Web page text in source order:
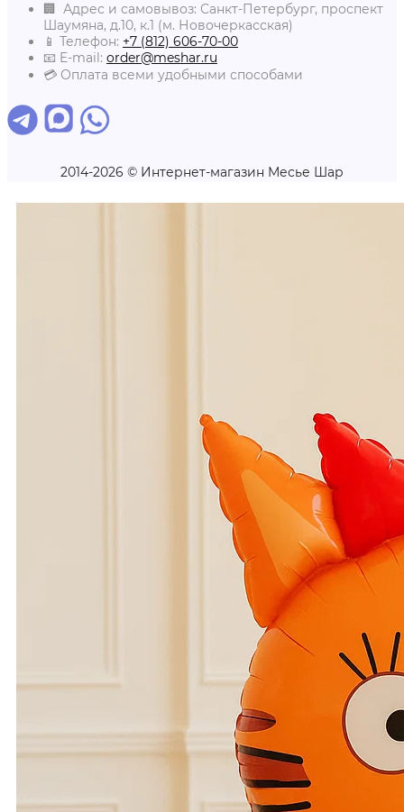
🏢 Адрес и самовывоз: Санкт-Петербург, проспект
Шаумяна, д.10, к.1 (м. Новочеркасская)
📱 Телефон: +7 (812) 606-70-00
📧 E-mail: order@meshar.ru
💳 Оплата всеми удобными способами
2014-2026 © Интернет-магазин Месье Шар